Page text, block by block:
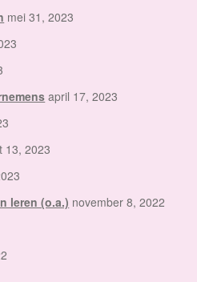
mei 31, 2023
april 17, 2023
13, 2023
leren (o.a.) november 8, 2022